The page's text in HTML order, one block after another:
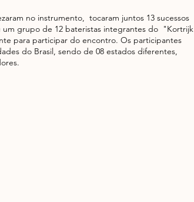
no instrumento,  tocaram juntos 13 sucessos
grupo de 12 bateristas integrantes do  "Kortrijk
para participar do encontro. Os participantes
do Brasil, sendo de 08 estados diferentes,